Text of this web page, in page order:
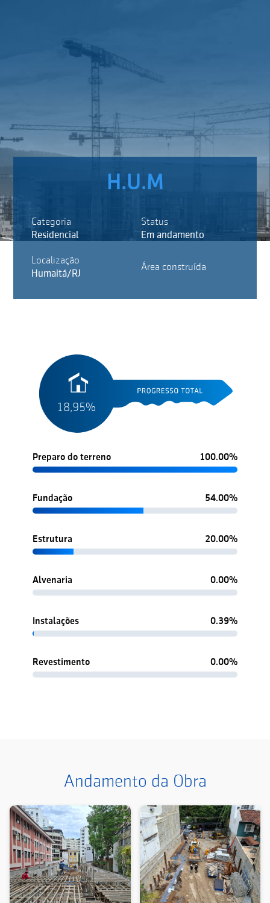
H.U.M
Categoria
Residencial
Status
Em andamento
Localização
Humaitá/RJ
Área construída
18,95%
Preparo do terreno 100.00%
Fundação 54.00%
Estrutura 20.00%
Alvenaria 0.00%
Instalações 0.39%
Revestimento 0.00%
Andamento da Obra